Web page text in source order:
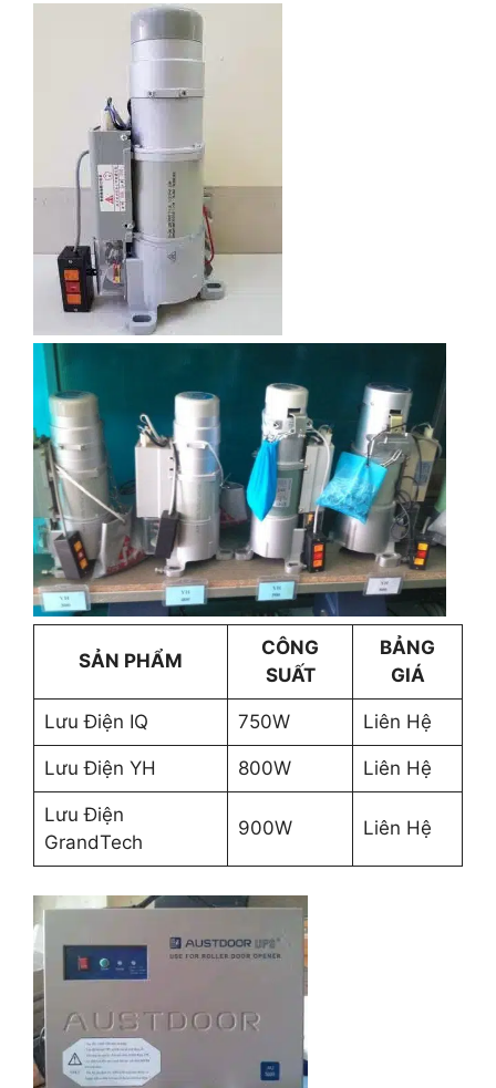
SẢN PHẨM
CÔNG
SUẤT
BẢNG
GIÁ
Lưu Điện IQ 750W Liên Hệ
Lưu Điện YH 800W Liên Hệ
Lưu Điện
GrandTech
900W Liên Hệ